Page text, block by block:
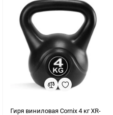
Гиря виниловая Cornix 4 кг XR-